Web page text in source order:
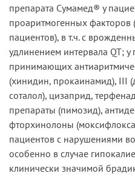
препарата Сумамед® у
проаритмогенных
пациентов), в т.ч. с
удлинением интервала QT; у
принимающих
(хинидин, прокаинамид), III
соталол), цизаприд,
препараты (пимозид),
фторхинолоны
пациентов с нарушениями
особенно в случае
клинически значимой